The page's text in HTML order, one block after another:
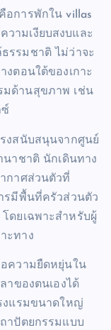
อการพักใน villas
วามเงียบสงบและ
รรมชาติ ไม่ว่าจะ
ตอนใต้ของเกาะ
มด้านสุขภาพ เช่น
งสนับสนุนจากศูนย์
าชาติ นักเดินทาง
กาศส่วนตัวที่
รมีพื้นที่ครัวส่วนตัว
ดยเฉพาะสำหรับผู้
ะทาง
อความยืดหยุ่นใน
าของตนเองได้
งแรมขนาดใหญ่
าปัตยกรรมแบบ